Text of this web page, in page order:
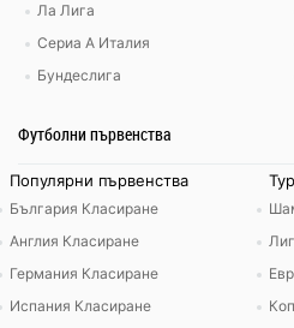
Ла Лига
Сериа А Италия
Бундеслига
Футболни първенства
Популярни първенства
България Класиране
Англия Класиране
Германия Класиране
Испания Класиране